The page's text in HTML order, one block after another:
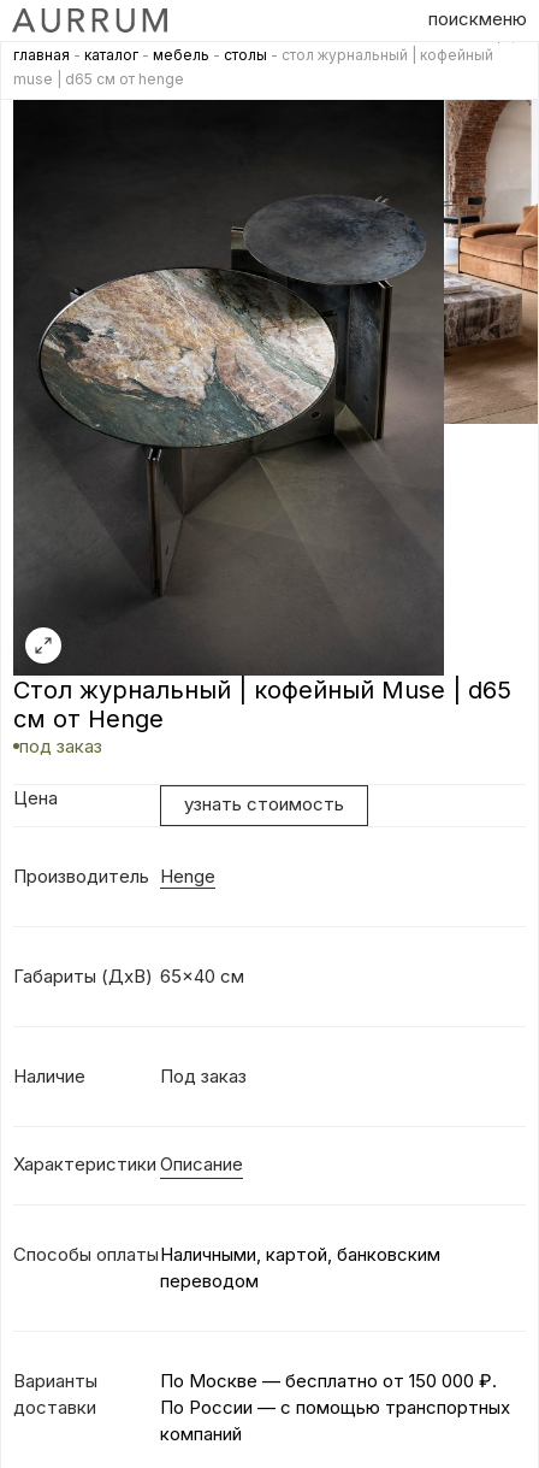
поискменю
главная - каталог - мебель - столы - стол журнальный | кофейный
muse | d65 см от henge
Стол журнальный | кофейный Muse | d65
см от Henge
под заказ
Цена узнать стоимость
Производитель Henge
Габариты (ДхВ) 65x40 см
Наличие Под заказ
Характеристики Описание
Способы оплатыНаличными, картой, банковским
переводом
Варианты
доставки
По Москве — бесплатно от 150 000 ₽.
По России — с помощью транспортных
компаний